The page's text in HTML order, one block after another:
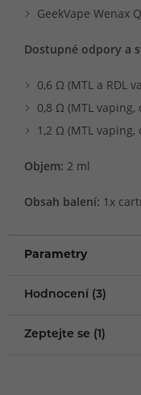
GeekVape Wenax
Dostupné odpory a
0,6 Ω (MTL a RDL
0,8 Ω (MTL vaping,
1,2 Ω (MTL vaping,
Objem: 2 ml
Obsah balení: 1x
Parametry
Hodnocení (3)
Zeptejte se (1)